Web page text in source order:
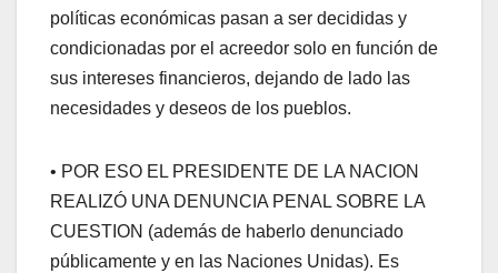
políticas económicas pasan a ser decididas y
condicionadas por el acreedor solo en función de
sus intereses financieros, dejando de lado las
necesidades y deseos de los pueblos.
• POR ESO EL PRESIDENTE DE LA NACION
REALIZÓ UNA DENUNCIA PENAL SOBRE LA
CUESTION (además de haberlo denunciado
públicamente y en las Naciones Unidas). Es